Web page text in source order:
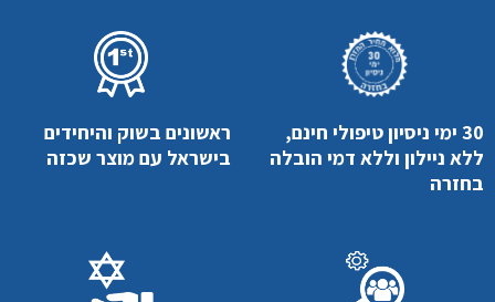
30 ימי ניסיון טיפולי חינם,
ללא ניילון וללא דמי הובלה
בחזרה
ראשונים בשוק והיחידים
בישראל עם מוצר שכזה